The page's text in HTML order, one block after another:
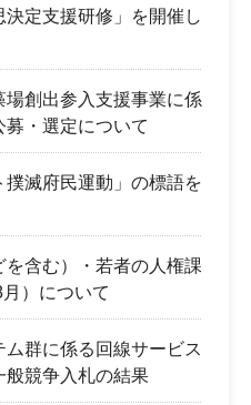
定支援研修」を開催し
創出参入支援事業に係
募・選定について
撲滅府民運動」の標語を
を含む）・若者の人権課
）について
群に係る回線サービス
般競争入札の結果